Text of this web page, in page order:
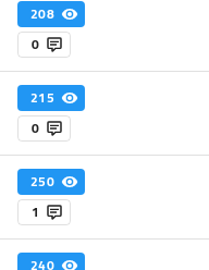
208
0
215
0
250
1